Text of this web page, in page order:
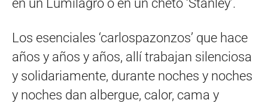
en un Lumilagro o en un cheto ‘Stanley’.
Los esenciales ‘carlospazonzos’ que hace
años y años y años, allí trabajan silenciosa
y solidariamente, durante noches y noches
y noches dan albergue, calor, cama y